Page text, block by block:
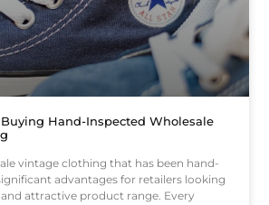
Hand-Inspected Wholesale
vintage clothing that has been hand-
advantages for retailers looking
attractive product range. Every